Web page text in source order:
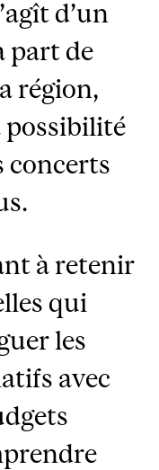
d’un
part de
région,
possibilité
concerts
à retenir
qui
les
avec